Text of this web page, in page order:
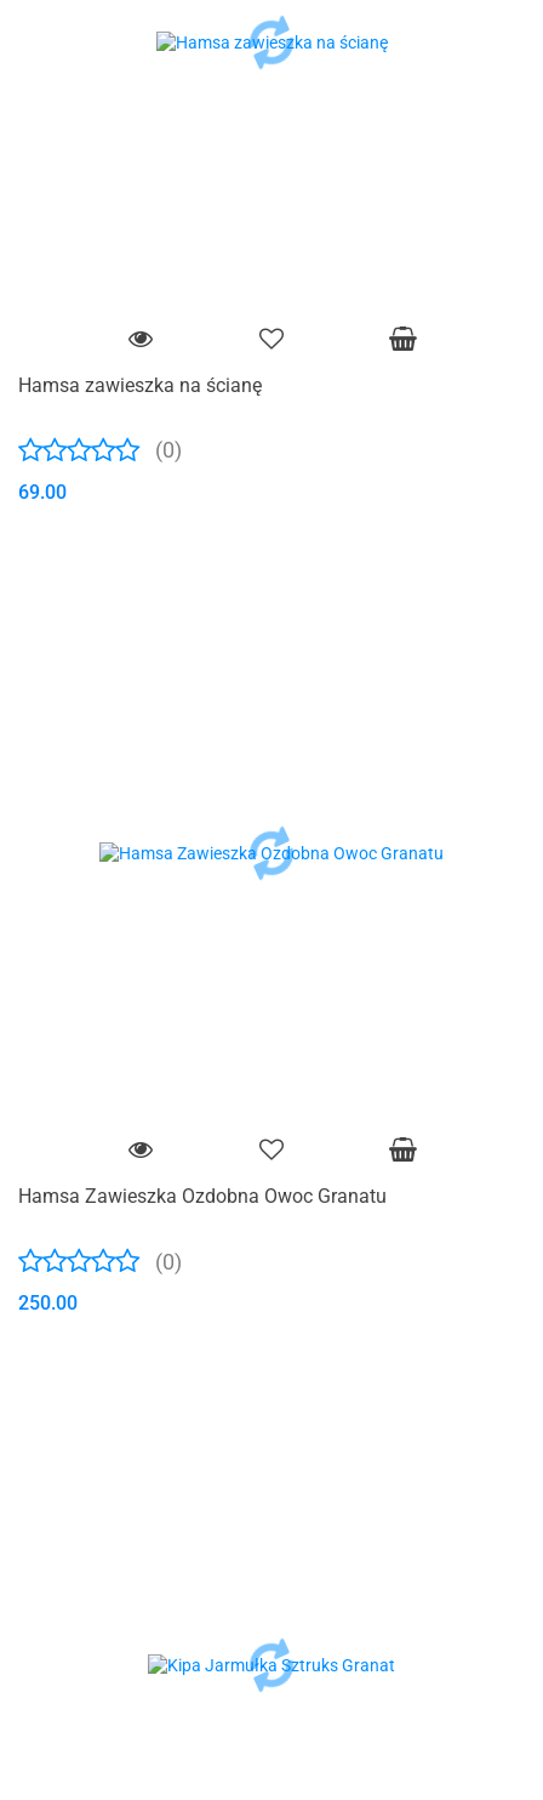
Hamsa zawieszka na ścianę
(0)
69.00
Hamsa Zawieszka Ozdobna Owoc Granatu
(0)
250.00